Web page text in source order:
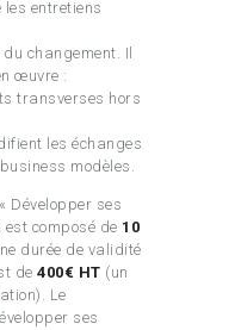
entretiens
changement. Il
œuvre :
transverses hors
les échanges
modèles.
Développer ses
composé de 10
durée de validité
de 400€ HT (un
Le
ses